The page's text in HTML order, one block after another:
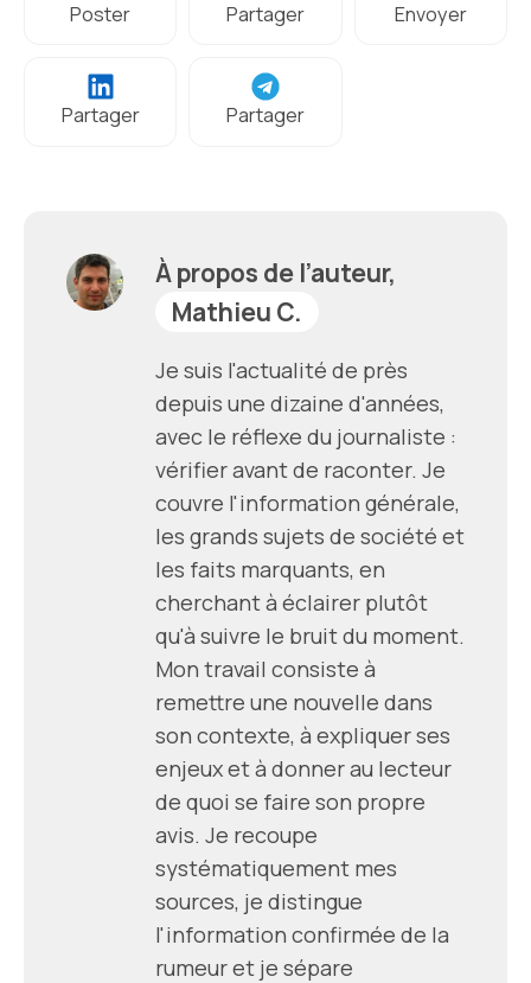
Poster Partager Envoyer
Partager Partager
À propos de l’auteur,
Mathieu C.
Je suis l'actualité de près
depuis une dizaine d'années,
avec le réflexe du journaliste :
vérifier avant de raconter. Je
couvre l'information générale,
les grands sujets de société et
les faits marquants, en
cherchant à éclairer plutôt
qu'à suivre le bruit du moment.
Mon travail consiste à
remettre une nouvelle dans
son contexte, à expliquer ses
enjeux et à donner au lecteur
de quoi se faire son propre
avis. Je recoupe
systématiquement mes
sources, je distingue
l'information confirmée de la
rumeur et je sépare